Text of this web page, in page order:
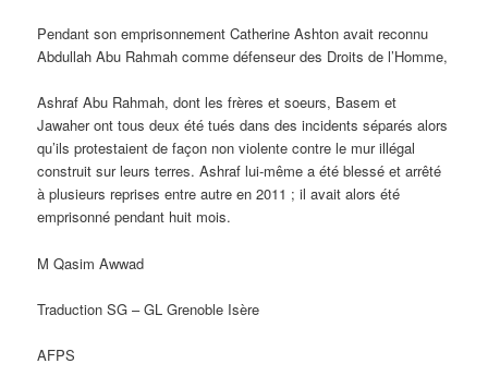
Pendant son emprisonnement Catherine Ashton avait reconnu
Abdullah Abu Rahmah comme défenseur des Droits de l’Homme,
Ashraf Abu Rahmah, dont les frères et soeurs, Basem et
Jawaher ont tous deux été tués dans des incidents séparés alors
qu’ils protestaient de façon non violente contre le mur illégal
construit sur leurs terres. Ashraf lui-même a été blessé et arrêté
à plusieurs reprises entre autre en 2011 ; il avait alors été
emprisonné pendant huit mois.
M Qasim Awwad
Traduction SG – GL Grenoble Isère
AFPS